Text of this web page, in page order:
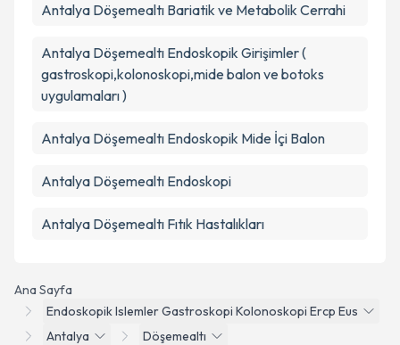
Ana Sayfa
Endoskopik Islemler Gastroskopi Kolonoskopi Ercp Eus
Antalya
Döşemealtı
Antalya Döşemealtı Bariatik ve Metabolik Cerrahi
Antalya Döşemealtı Endoskopik Girişimler (
gastroskopi,kolonoskopi,mide balon ve botoks
uygulamaları )
Antalya Döşemealtı Endoskopik Mide İçi Balon
Antalya Döşemealtı Endoskopi
Antalya Döşemealtı Fıtık Hastalıkları